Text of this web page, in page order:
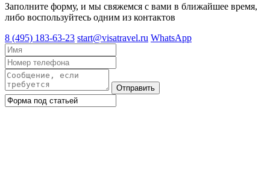
Заполните форму, и мы свяжемся с вами в ближайшее время,
либо воспользуйтесь одним из контактов
8 (495) 183-63-23 start@visatravel.ru WhatsApp
Отправить